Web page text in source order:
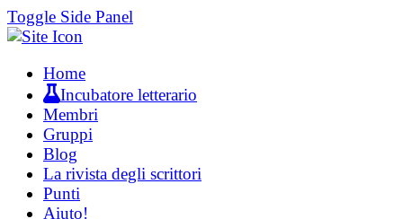
Toggle Side Panel
Home
Incubatore letterario
Membri
Gruppi
Blog
La rivista degli scrittori
Punti
Aiuto!